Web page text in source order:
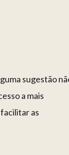
sugestão
a mais
as